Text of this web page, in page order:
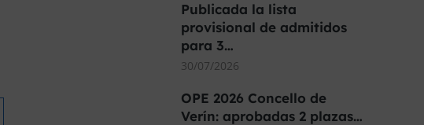
Publicada la lista
provisional de admitidos
para 3…
30/07/2026
OPE 2026 Concello de
Verín: aprobadas 2 plazas…